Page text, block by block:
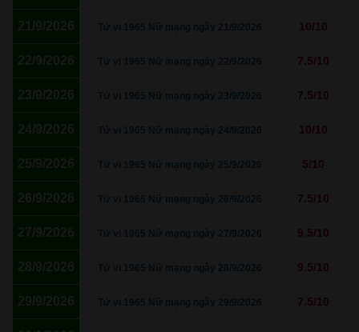
21/9/2026 Tử vi 1965 Nữ mạng ngày 21/9/2026 10/10
22/9/2026 Tử vi 1965 Nữ mạng ngày 22/9/2026 7.5/10
23/9/2026 Tử vi 1965 Nữ mạng ngày 23/9/2026 7.5/10
24/9/2026 Tử vi 1965 Nữ mạng ngày 24/9/2026 10/10
25/9/2026 Tử vi 1965 Nữ mạng ngày 25/9/2026 5/10
26/9/2026 Tử vi 1965 Nữ mạng ngày 26/9/2026 7.5/10
27/9/2026 Tử vi 1965 Nữ mạng ngày 27/9/2026 9.5/10
28/9/2026 Tử vi 1965 Nữ mạng ngày 28/9/2026 9.5/10
29/9/2026 Tử vi 1965 Nữ mạng ngày 29/9/2026 7.5/10